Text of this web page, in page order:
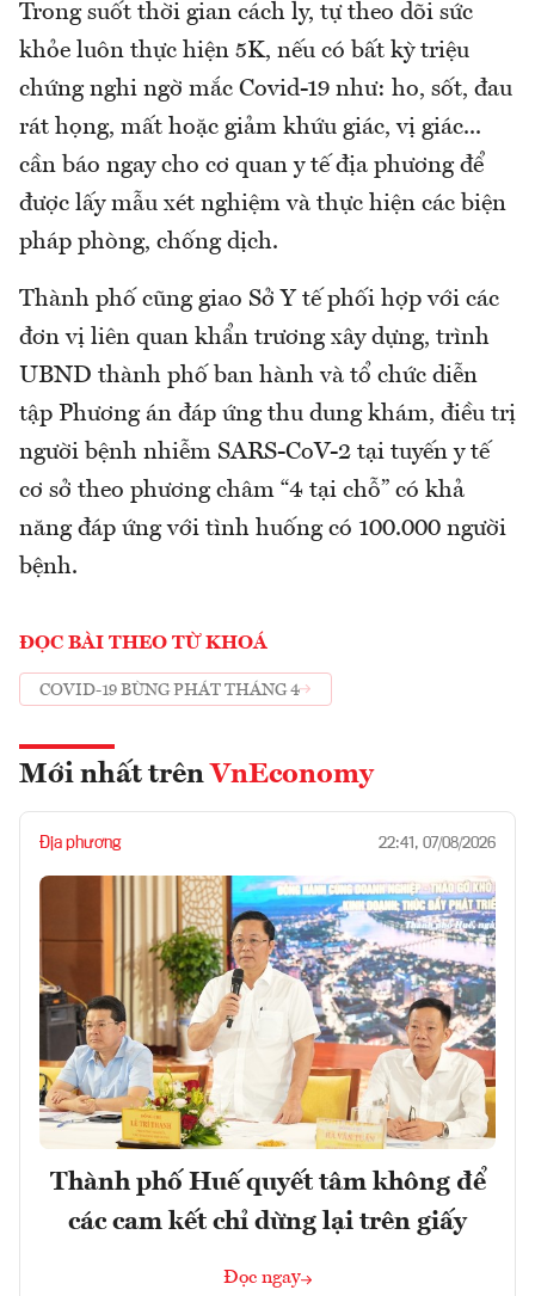
Trong suốt thời gian cách ly, tự theo dõi sức
khỏe luôn thực hiện 5K, nếu có bất kỳ triệu
chứng nghi ngờ mắc Covid-19 như: ho, sốt, đau
rát họng, mất hoặc giảm khứu giác, vị giác...
cần báo ngay cho cơ quan y tế địa phương để
được lấy mẫu xét nghiệm và thực hiện các biện
pháp phòng, chống dịch.
Thành phố cũng giao Sở Y tế phối hợp với các
đơn vị liên quan khẩn trương xây dựng, trình
UBND thành phố ban hành và tổ chức diễn
tập Phương án đáp ứng thu dung khám, điều trị
người bệnh nhiễm SARS-CoV-2 tại tuyến y tế
cơ sở theo phương châm “4 tại chỗ” có khả
năng đáp ứng với tình huống có 100.000 người
bệnh.
ĐỌC BÀI THEO TỪ KHOÁ
COVID-19 BÙNG PHÁT THÁNG 4
Mới nhất trên VnEconomy
Địa phương 22:41, 07/08/2026
Thành phố Huế quyết tâm không để
các cam kết chỉ dừng lại trên giấy
Đọc ngay